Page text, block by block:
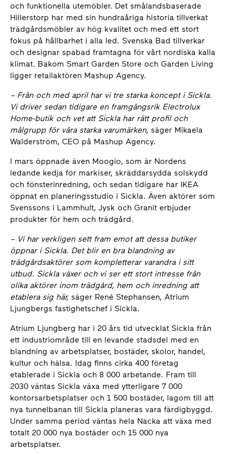
och funktionella utemöbler. Det smålandsbaserade
Hillerstorp har med sin hundraåriga historia tillverkat
trädgårdsmöbler av hög kvalitet och med ett stort
fokus på hållbarhet i alla led. Svenska Bad tillverkar
och designar spabad framtagna för vårt nordiska kalla
klimat. Bakom Smart Garden Store och Garden Living
ligger retailaktören Mashup Agency.
– Från och med april har vi tre starka koncept i Sickla.
Vi driver sedan tidigare en framgångsrik Electrolux
Home-butik och vet att Sickla har rätt profil och
målgrupp för våra starka varumärken, säger Mikaela
Walderström, CEO på Mashup Agency.
I mars öppnade även Moogio, som är Nordens
ledande kedja för markiser, skräddarsydda solskydd
och fönsterinredning, och sedan tidigare har IKEA
öppnat en planeringsstudio i Sickla. Även aktörer som
Svenssons i Lammhult, Jysk och Granit erbjuder
produkter för hem och trädgård.
– Vi har verkligen sett fram emot att dessa butiker
öppnar i Sickla. Det blir en bra blandning av
trädgårdsaktörer som kompletterar varandra i sitt
utbud. Sickla växer och vi ser ett stort intresse från
olika aktörer inom trädgård, hem och inredning att
etablera sig här, säger René Stephansen, Atrium
Ljungbergs fastighetschef i Sickla.
Atrium Ljungberg har i 20 års tid utvecklat Sickla från
ett industriområde till en levande stadsdel med en
blandning av arbetsplatser, bostäder, skolor, handel,
kultur och hälsa. Idag finns cirka 400 företag
etablerade i Sickla och 8 000 arbetande. Fram till
2030 väntas Sickla växa med ytterligare 7 000
kontorsarbetsplatser och 1 500 bostäder, lagom till att
nya tunnelbanan till Sickla planeras vara färdigbyggd.
Under samma period väntas hela Nacka att växa med
totalt 20 000 nya bostäder och 15 000 nya
arbetsplatser.